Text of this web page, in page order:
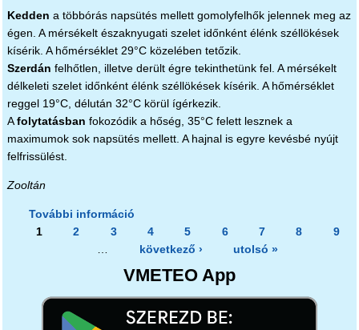
Kedden a többórás napsütés mellett gomolyfelhők jelennek meg az
égen. A mérsékelt északnyugati szelet időnként élénk széllökések
kísérik. A hőmérséklet 29°C közelében tetőzik.
Szerdán felhőtlen, illetve derült égre tekinthetünk fel. A mérsékelt
délkeleti szelet időnként élénk széllökések kísérik. A hőmérséklet
reggel 19°C, délután 32°C körül ígérkezik.
Afolytatásban fokozódik a hőség, 35°C felett lesznek a
maximumok sok napsütés mellett. A hajnal is egyre kevésbé nyújt
felfrissülést.
Zooltán
További információ
kapcsolatosan
Oldalak
1 2 3 4 5 6 7 8
9
következő › utolsó »
VMETEO App